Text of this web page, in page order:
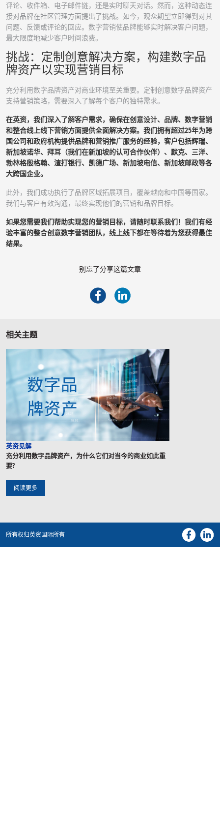
评论、收件箱、电子邮件链，还是实时聊天对话。然而，这种动态连
接对品牌在社区管理方面提出了挑战。如今，观众期望立即得到对其
问题、反馈或评论的回应。数字营销使品牌能够实时解决客户问题，
最大限度地减少客户时间浪费。
挑战：定制创意解决方案，构建数字品
牌资产以实现营销目标
充分利用数字品牌资产对商业环境至关重要。定制创意数字品牌资产
支持营销策略，需要深入了解每个客户的独特需求。
在英资，我们深入了解客户需求，确保在创意设计、品牌、数字营销
和整合线上线下营销方面提供全面解决方案。我们拥有超过25年为跨
国公司和政府机构提供品牌和营销推广服务的经验，客户包括辉瑞、
新加坡诺华、拜耳（我们在新加坡的认可合作伙伴）、默克、三洋、
勃林格殷格翰、渣打银行、凯德广场、新加坡电信、新加坡邮政等各
大跨国企业。
此外，我们成功执行了品牌区域拓展项目，覆盖越南和中国等国家。
我们与客户有效沟通，最终实现他们的营销和品牌目标。
如果您需要我们帮助实现您的营销目标，请随时联系我们！我们有经
验丰富的整合创意数字营销团队，线上线下都在等待着为您获得最佳
结果。
别忘了分享这篇文章
相关主题
英资见解
充分利用数字品牌资产，为什么它们对当今的商业如此重
要?
阅读更多
所有权归英资国际所有